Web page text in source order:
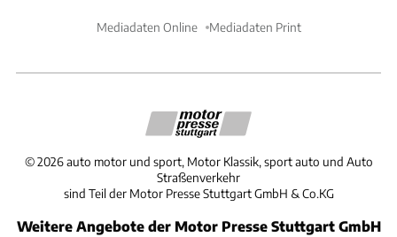
Mediadaten Online Mediadaten Print
©2026 auto motor und sport, Motor Klassik, sport auto und Auto
Straßenverkehr
sind Teil der Motor Presse Stuttgart GmbH & Co.KG
Weitere Angebote der Motor Presse Stuttgart GmbH